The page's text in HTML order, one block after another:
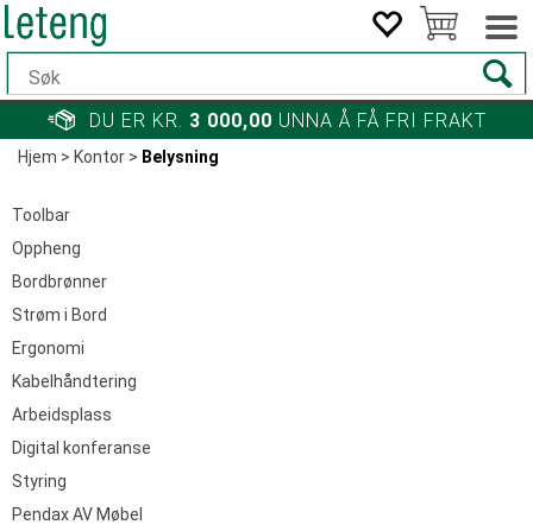
DU ER KR. 3 000,00 UNNA Å FÅ FRI FRAKT
Hjem>Kontor> Belysning
Toolbar
Oppheng
Bordbrønner
Strøm i Bord
Ergonomi
Kabelhåndtering
Arbeidsplass
Digital konferanse
Styring
Pendax AV Møbel